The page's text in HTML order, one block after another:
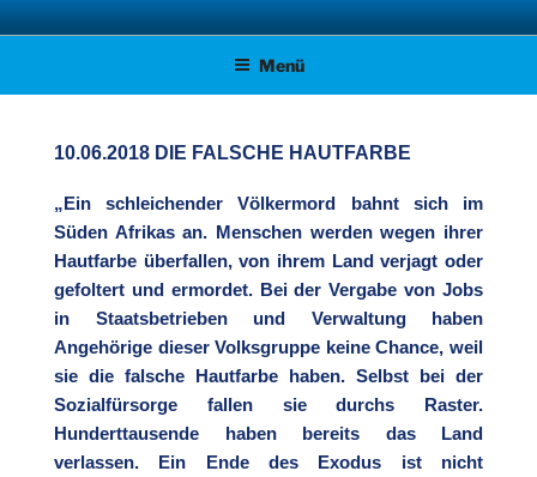
Zum
Inhalt AFD KREISVERBAND STADE
Menü
10.06.2018 DIE FALSCHE HAUTFARBE
„Ein schleichender Völkermord bahnt sich im
Süden Afrikas an. Menschen werden wegen ihrer
Hautfarbe überfallen, von ihrem Land verjagt oder
gefoltert und ermordet. Bei der Vergabe von Jobs
in Staatsbetrieben und Verwaltung haben
Angehörige dieser Volksgruppe keine Chance, weil
sie die falsche Hautfarbe haben. Selbst bei der
Sozialfürsorge fallen sie durchs Raster.
Hunderttausende haben bereits das Land
verlassen. Ein Ende des Exodus ist nicht